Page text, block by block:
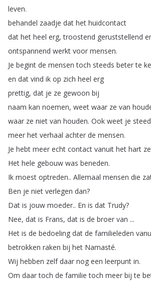
leven.
behandel zaadje dat het huidcontact
dat het heel erg,troostend geruststellend
ontspannend werkt voor mensen.
Je begint de mensen toch steeds beter te
en dat vind ik op zich heel erg
prettig, dat je ze gewoon bij
naam kan noemen, weet waar ze van
waar ze niet van houden. Ook weet je
meer het verhaal achter de mensen.
Je hebt meer echt contact vanuit het hart
Het hele gebouw was beneden.
Ik moest optreden.. Allemaal mensen die
Ben je niet verlegen dan?
Dat is jouw moeder.. En is dat Trudy?
Nee, dat is Frans, dat is de broer van ...
Het is de bedoeling dat de familieleden
betrokken raken bij het Namasté.
Wij hebben zelf daar nog een leerpunt in.
Om daar toch de familie toch meer bij te